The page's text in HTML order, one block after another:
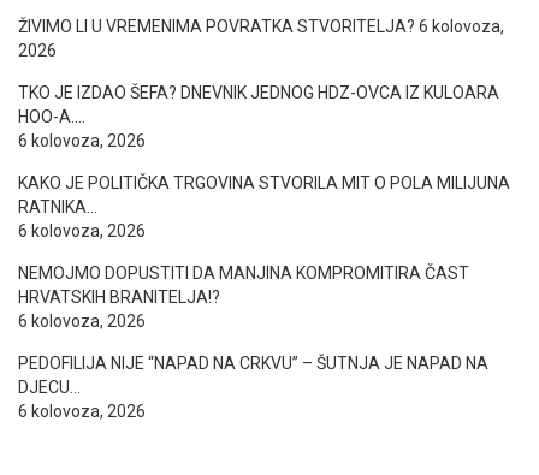
ŽIVIMO LI U VREMENIMA POVRATKA STVORITELJA? 6 kolovoza,
2026
TKO JE IZDAO ŠEFA? DNEVNIK JEDNOG HDZ-OVCA IZ KULOARA
HOO-A….
6 kolovoza, 2026
KAKO JE POLITIČKA TRGOVINA STVORILA MIT O POLA MILIJUNA
RATNIKA…
6 kolovoza, 2026
NEMOJMO DOPUSTITI DA MANJINA KOMPROMITIRA ČAST
HRVATSKIH BRANITELJA!?
6 kolovoza, 2026
PEDOFILIJA NIJE “NAPAD NA CRKVU” – ŠUTNJA JE NAPAD NA
DJECU…
6 kolovoza, 2026